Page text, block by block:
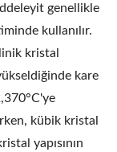
genellikle
kullanılır.
kristal
kare
kübik kristal
yapısının